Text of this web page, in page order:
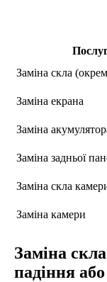
Заміна скла
Заміна екрана
Заміна
Заміна задньої
Заміна скла
Заміна камери
Заміна
падіння